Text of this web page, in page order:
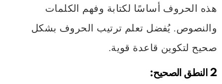
هذه الحروف أساسًا لكتابة وفهم الكلمات
والنصوص. يُفضل تعلم ترتيب الحروف بشكل
صحيح لتكوين قاعدة قوية.
2 النطق الصحيح: